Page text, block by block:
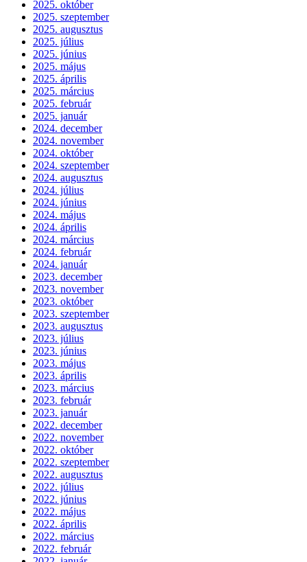
2025. október
2025. szeptember
2025. augusztus
2025. július
2025. június
2025. május
2025. április
2025. március
2025. február
2025. január
2024. december
2024. november
2024. október
2024. szeptember
2024. augusztus
2024. július
2024. június
2024. május
2024. április
2024. március
2024. február
2024. január
2023. december
2023. november
2023. október
2023. szeptember
2023. augusztus
2023. július
2023. június
2023. május
2023. április
2023. március
2023. február
2023. január
2022. december
2022. november
2022. október
2022. szeptember
2022. augusztus
2022. július
2022. június
2022. május
2022. április
2022. március
2022. február